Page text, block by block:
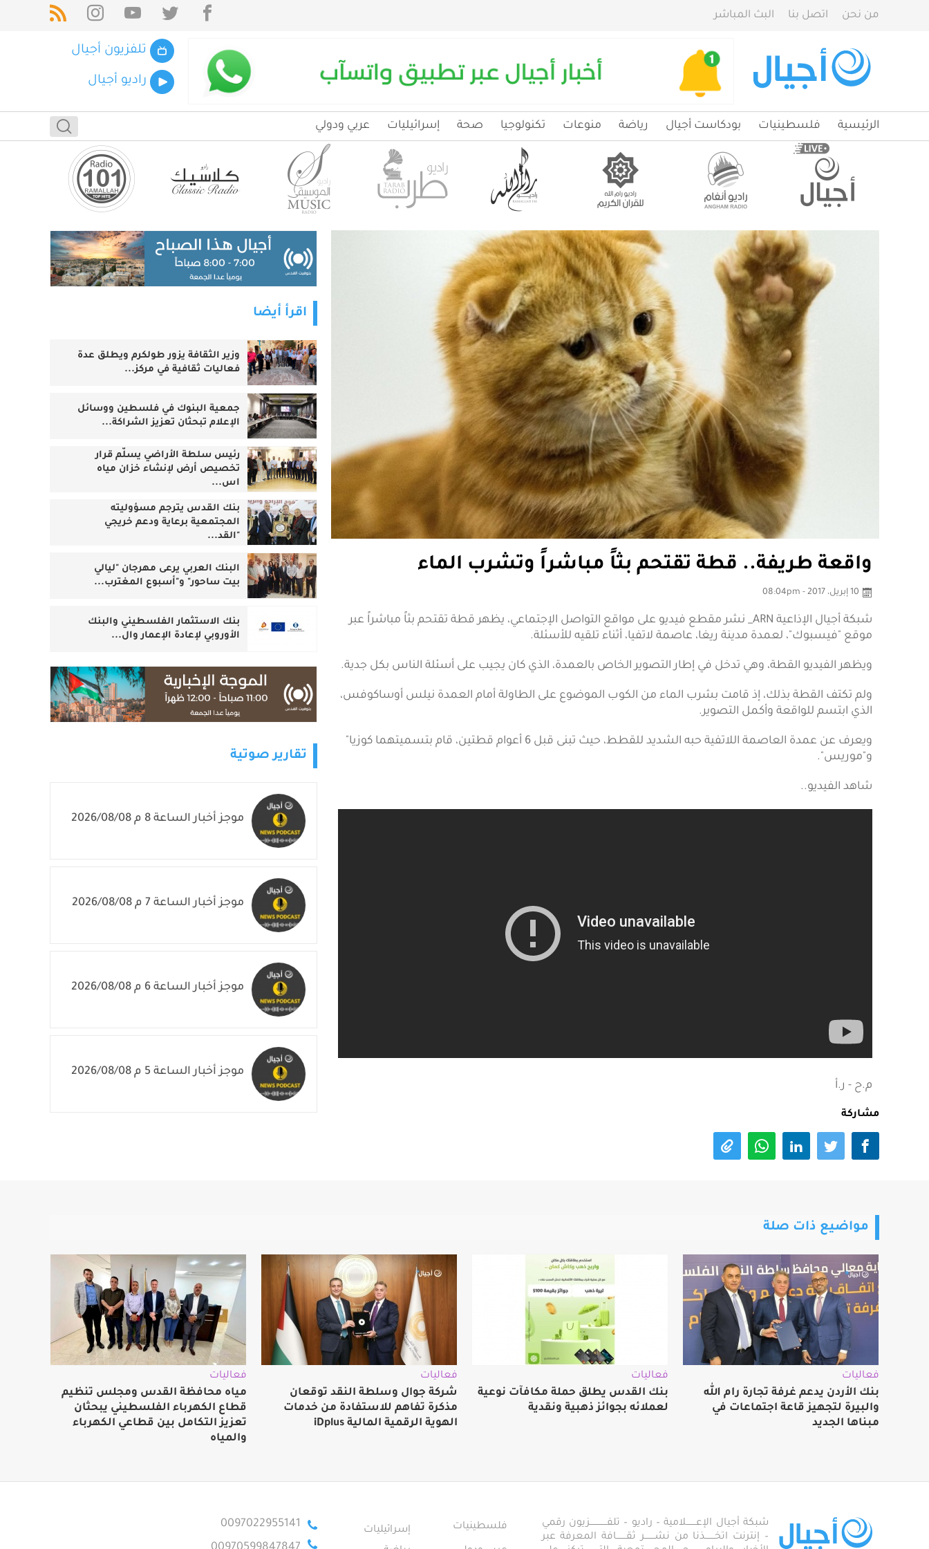
من نحن اتصل بنا البث المباشر
تلفزيون أجيال
راديو أجيال
الرئيسية فلسطينيات بودكاست أجيال رياضة منوعات تكنولوجيا صحة إسرائيليات عربي ودولي
واقعة طريفة.. قطة تقتحم بثاً مباشراً وتشرب الماء
10 إبريل، 2017 - 08:04pm
شبكة أجيال الإذاعية ARN_ نشر مقطع فيديو على مواقع التواصل الإجتماعي، يظهر قطة تقتحم بثاً مباشراً عبر
موقع "فيسبوك"، لعمدة مدينة ريغا، عاصمة لاتفيا، أثناء تلقيه للأسئلة.
ويظهر الفيديو القطة، وهي تدخل في إطار التصوير الخاص بالعمدة، الذي كان يجيب على أسئلة الناس بكل جدية.
ولم تكتف القطة بذلك، إذ قامت بشرب الماء من الكوب الموضوع على الطاولة أمام العمدة نيلس أوساكوفس،
الذي ابتسم للواقعة وأكمل التصوير.
ويعرف عن عمدة العاصمة اللاتفية حبه الشديد للقطط، حيث تبنى قبل 6 أعوام قطتين، قام بتسميتهما كوزيا"
و"موريس".
شاهد الفيديو..
م.ح - ر.أ
مشاركة
اقرأ أيضا
وزير الثقافة يزور طولكرم ويطلق عدة
فعاليات ثقافية في مركز...
جمعية البنوك في فلسطين ووسائل
الإعلام تبحثان تعزيز الشراكة...
رئيس سلطة الأراضي يسلّم قرار
تخصيص أرض لإنشاء خزان مياه
اس...
بنك القدس يترجم مسؤوليته
المجتمعية برعاية ودعم خريجي
"القد...
البنك العربي يرعى مهرجان "ليالي
بيت ساحور" و"أسبوع المغترب...
بنك الاستثمار الفلسطيني والبنك
الأوروبي لإعادة الإعمار وال...
تقارير صوتية
موجز أخبار الساعة 8 م 2026/08/08
موجز أخبار الساعة 7 م 2026/08/08
موجز أخبار الساعة 6 م 2026/08/08
موجز أخبار الساعة 5 م 2026/08/08
مواضيع ذات صلة
فعاليات
بنك الأردن يدعم غرفة تجارة رام الله
والبيرة لتجهيز قاعة اجتماعات في
مبناها الجديد
فعاليات
بنك القدس يطلق حملة مكافآت نوعية
لعملائه بجوائز ذهبية ونقدية
فعاليات
شركة جوال وسلطة النقد توقعان
مذكرة تفاهم للاستفادة من خدمات
الهوية الرقمية المالية iDplus
فعاليات
مياه محافظة القدس ومجلس تنظيم
قطاع الكهرباء الفلسطيني يبحثان
تعزيز التكامل بين قطاعي الكهرباء
والمياه
شبكة أجيال الإعـــــــلامية – راديو – تلفــــــــــــزيون رقمي
– إنترنت اتخـــــــذنا من نشـــــــر ثقـــــــافة المعرفة عبر
فلسطينيات
إسرائيليات
0097022955141